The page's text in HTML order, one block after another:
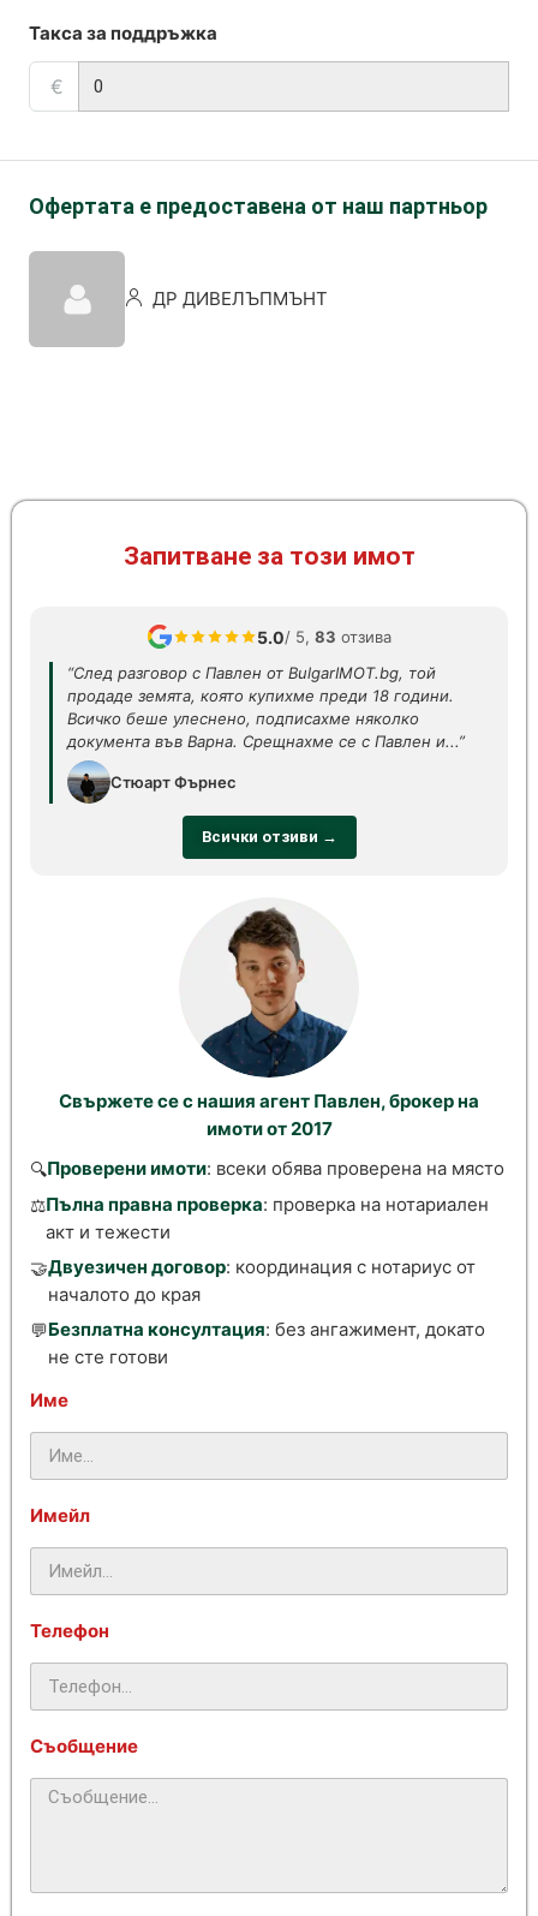
Такса за поддръжка
€
Офертата е предоставена от наш партньор
ДР ДИВЕЛЪПМЪНТ
Запитване за този имот
5.0/ 5, 83 отзива
“След разговор с Павлен от BulgarIMOT.bg, той
продаде земята, която купихме преди 18 години.
Всичко беше улеснено, подписахме няколко
документа във Варна. Срещнахме се с Павлен и...”
Стюарт Фърнес
Всички отзиви →
Свържете се с нашия агент Павлен, брокер на
имоти от 2017
🔍Проверени имоти: всеки обява проверена на място
⚖️Пълна правна проверка: проверка на нотариален
акт и тежести
🤝Двуезичен договор: координация с нотариус от
началото до края
💬Безплатна консултация: без ангажимент, докато
не сте готови
Име
Имейл
Телефон
Съобщение